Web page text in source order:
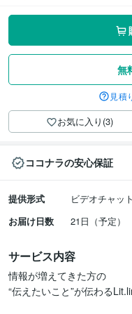
無
見積
お気に入り(3)
ココナラの安心保証
提供形式
ビデオチャッ
お届け日数
21日（予定）
サービス内容
情報が増えてきた方の
“伝えたいこと”が伝わる